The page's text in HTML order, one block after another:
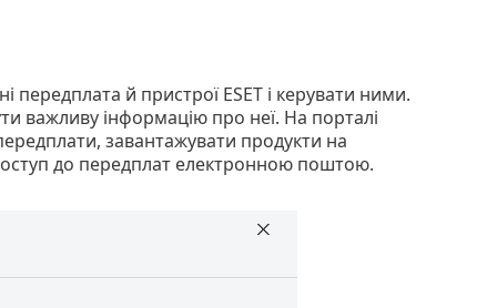
передплата й пристрої ESET і керувати ними.
важливу інформацію про неї. На порталі
завантажувати продукти на
до передплат електронною поштою.